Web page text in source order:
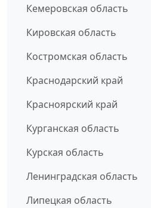
Кемеровская область
Кировская область
Костромская область
Краснодарский край
Красноярский край
Курганская область
Курская область
Ленинградская область
Липецкая область